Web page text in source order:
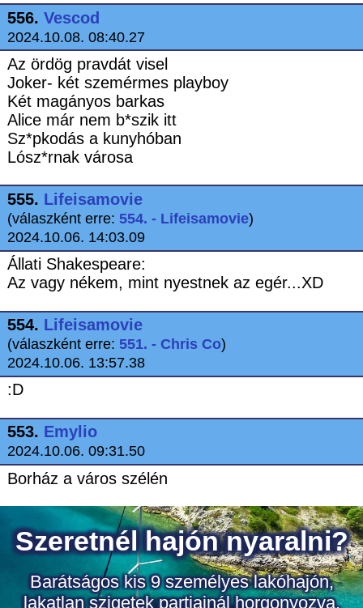
556. Vescod
2024.10.08. 08:40.27
Az ördög pravdát visel
Joker- két szemérmes playboy
Két magányos barkas
Alice már nem b*szik itt
Sz*pkodás a kunyhóban
Lósz*rnak városa
555. Lifeisamovie
(válaszként erre: 554. - Lifeisamovie)
2024.10.06. 14:03.09
Állati Shakespeare:
Az vagy nékem, mint nyestnek az egér...XD
554. Lifeisamovie
(válaszként erre: 551. - Chris Co)
2024.10.06. 13:57.38
:D
553. Emylio
2024.10.06. 09:31.50
Borház a város szélén